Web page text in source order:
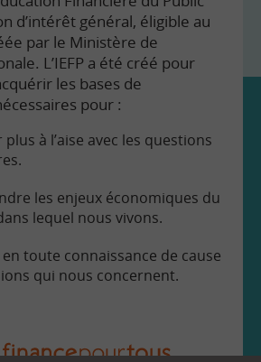
d’intérêt général, éligible au
par le Ministère de
L’IEFP a été créé pour
les bases de
pour :
plus à l’aise avec les questions
les enjeux économiques du
lequel nous vivons.
toute connaissance de cause
qui nous concernent.